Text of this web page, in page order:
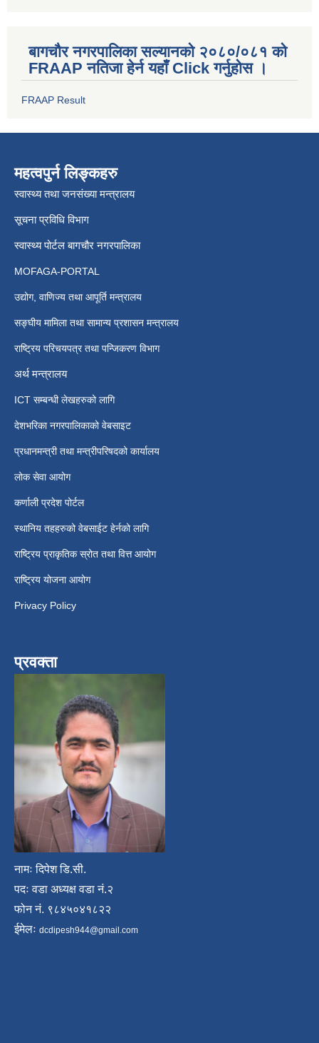
बागचौर नगरपालिका सल्यानको २०८०/०८१ को
FRAAP नतिजा हेर्न यहाँ Click गर्नुहोस ।
FRAAP Result
महत्वपुर्न लिङ्कहरु
स्वास्थ्य तथा जनसंख्या मन्त्रालय
सूचना प्रविधि विभाग
स्वास्थ्य पोर्टल बागचौर नगरपालिका
MOFAGA-PORTAL
उद्योग, वाणिज्य तथा आपूर्ति मन्त्रालय
सङ्घीय मामिला तथा सामान्य प्रशासन मन्त्रालय
राष्ट्रिय परिचयपत्र तथा पन्जिकरण विभाग
अर्थ मन्त्रालय
ICT सम्बन्धी लेखहरुको लागि
देशभरिका नगरपालिकाको वेबसाइट
प्रधानमन्त्री तथा मन्त्रीपरिषदको कार्यालय
लोक सेवा आयोग
कर्णाली प्रदेश पोर्टल
स्थानिय तहहरुको वेबसाईट हेर्नको लागि
राष्ट्रिय प्राकृतिक स्रोत तथा वित्त आयोग
राष्ट्रिय योजना आयोग
Privacy Policy
प्रवक्ता
नामः दिपेश डि.सी.
पदः वडा अध्यक्ष वडा नं.२
फोन नं. ९८४५०४१८२२
ईमेलः dcdipesh944@gmail.com